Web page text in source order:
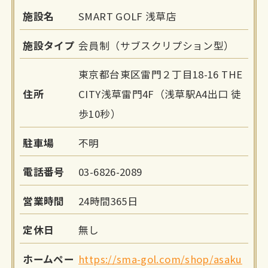
施設名 SMART GOLF 浅草店
施設タイプ 会員制（サブスクリプション型）
住所
東京都台東区雷門２丁目18-16 THE
CITY浅草雷門4F（浅草駅A4出口 徒
歩10秒）
駐車場 不明
電話番号 03-6826-2089
営業時間 24時間365日
定休日 無し
ホームペー https://sma-gol.com/shop/asaku